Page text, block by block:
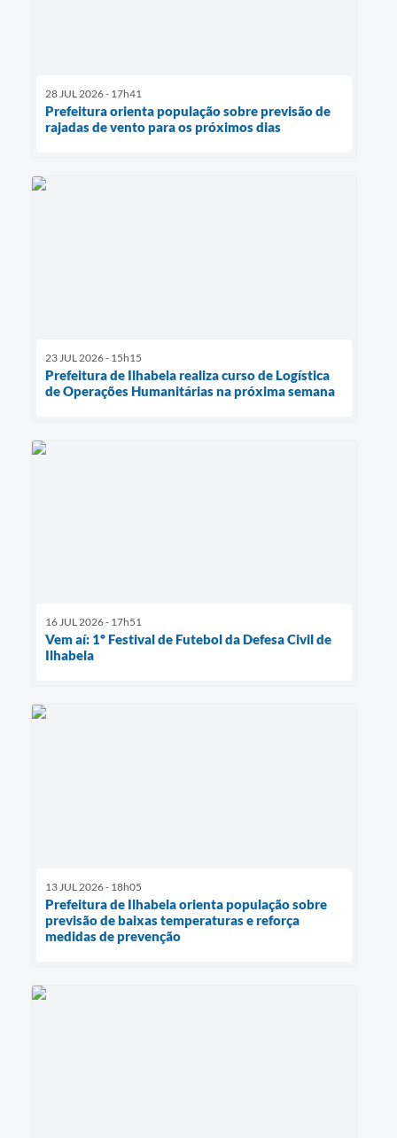
28 JUL 2026 - 17h41
Prefeitura orienta população sobre previsão de
rajadas de vento para os próximos dias
23 JUL 2026 - 15h15
Prefeitura de Ilhabela realiza curso de Logística
de Operações Humanitárias na próxima semana
16 JUL 2026 - 17h51
Vem aí: 1º Festival de Futebol da Defesa Civil de
Ilhabela
13 JUL 2026 - 18h05
Prefeitura de Ilhabela orienta população sobre
previsão de baixas temperaturas e reforça
medidas de prevenção